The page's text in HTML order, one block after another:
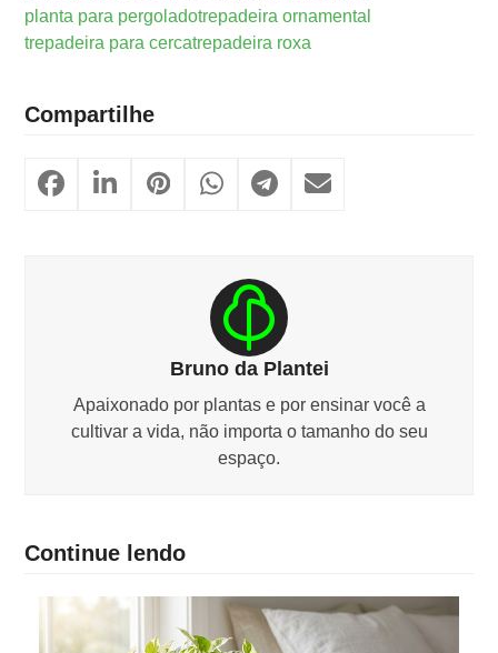
planta para pergoladotrepadeira ornamental
trepadeira para cercatrepadeira roxa
Compartilhe
Bruno da Plantei
Apaixonado por plantas e por ensinar você a
cultivar a vida, não importa o tamanho do seu
espaço.
Continue lendo